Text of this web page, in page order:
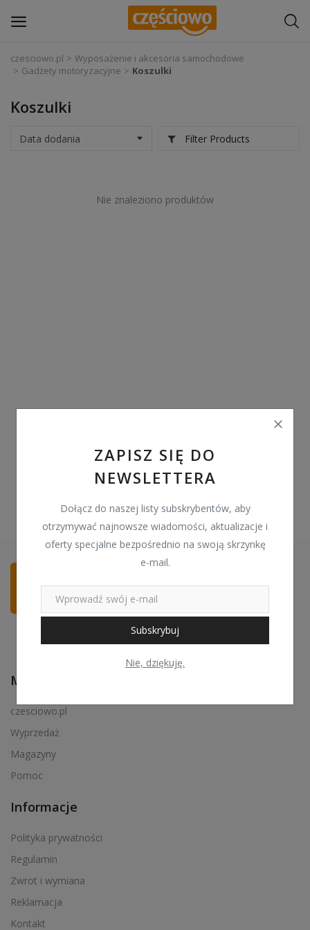
Zaloguj się
Zarejestruj
Wyposażenie i akcesoria samochodowe
Polski
ZAPISZ SIĘ DO
NEWSLETTERA
Dołącz do naszej listy subskrybentów, aby
otrzymywać najnowsze wiadomości, aktualizacje i
oferty specjalne bezpośrednio na swoją skrzynkę
e-mail.
Subskrybuj
Nie, dziękuję.
czesciowo.pl
Wyposażenie i akcesoria samochodowe
Gadżety motoryzacyjne
Koszulki
Koszulki
Filter Products
Nie znaleziono produktów
Menu podręczne
czesciowo.pl
Wyprzedaż
Magazyny
Pomoc
Informacje
Polityka prywatności
Regulamin
Zwrot i wymiana
Reklamacja
Kontakt